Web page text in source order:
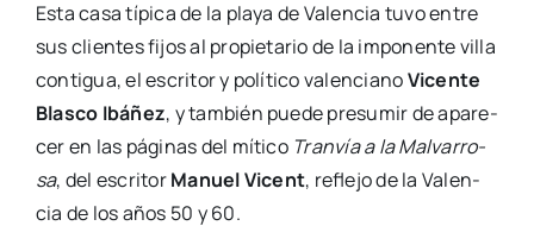
Esta casa típi­ca de la pla­ya de Valen­cia tuvo entre
sus clien­tes fijos al pro­pie­ta­rio de la impo­nen­te villa
con­ti­gua, el escri­tor y polí­ti­co valen­cianoVicen­te
Blas­co Ibá­ñez, y tam­bién pue­de pre­su­mir de apa­re­
cer en las pági­nas del míti­co Tran­vía a la Mal­va­rro­
sa, del escri­torManuel Vicent, refle­jo de la Valen­
cia de los años 50 y 60.